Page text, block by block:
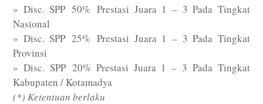
» Disc. SPP 50% Prestasi Juara 1 – 3 Pada Tingkat
Nasional
» Disc. SPP 25% Prestasi Juara 1 – 3 Pada Tingkat
Provinsi
» Disc. SPP 20% Prestasi Juara 1 – 3 Pada Tingkat
Kabupaten / Kotamadya
(*) Ketentuan berlaku